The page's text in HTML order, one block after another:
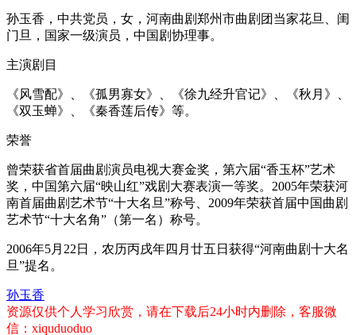
孙玉香，中共党员，女，河南曲剧郑州市曲剧团当家花旦、闺
门旦，国家一级演员，中国剧协理事。
主演剧目
《风雪配》、《孤男寡女》、《徐九经升官记》、《秋月》、
《双玉蝉》、《秦香莲后传》等。
荣誉
曾荣获省首届曲剧演员电视大赛金奖，第六届“香玉杯”艺术
奖，中国第六届“映山红”戏剧大赛表演一等奖。2005年荣获河
南首届曲剧艺术节“十大名旦”称号、2009年荣获首届中国曲剧
艺术节“十大名角”（第一名）称号。
2006年5月22日，农历丙戌年四月廿五日获得“河南曲剧十大名
旦”提名。
孙玉香
资源仅供个人学习欣赏，请在下载后24小时内删除，客服微
信：xiquduoduo